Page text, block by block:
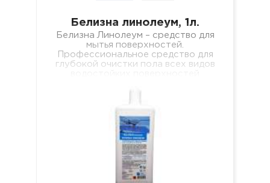
Белизна линолеум, 1л.
Белизна Линолеум – средство для
мытья поверхностей.
Профессиональное средство для
глубокой очистки пола всех видов